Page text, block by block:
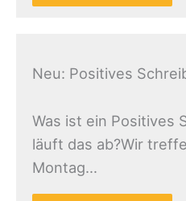
Neu: Positives
Was ist ein Positives
läuft das ab?Wir
Montag…